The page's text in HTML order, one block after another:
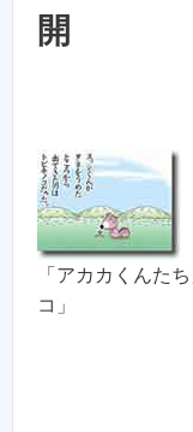
開
「アカカくんた
コ」